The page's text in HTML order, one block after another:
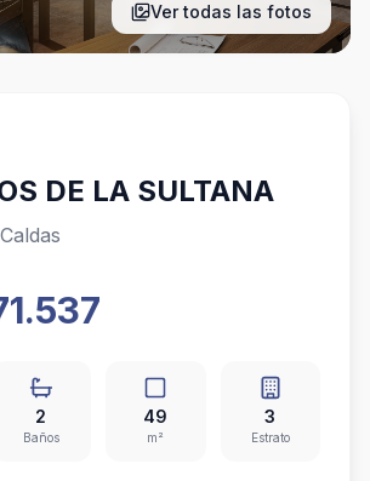
Ver todas las fotos
DE LA SULTANA
2
Baños
49
m²
3
Estrato